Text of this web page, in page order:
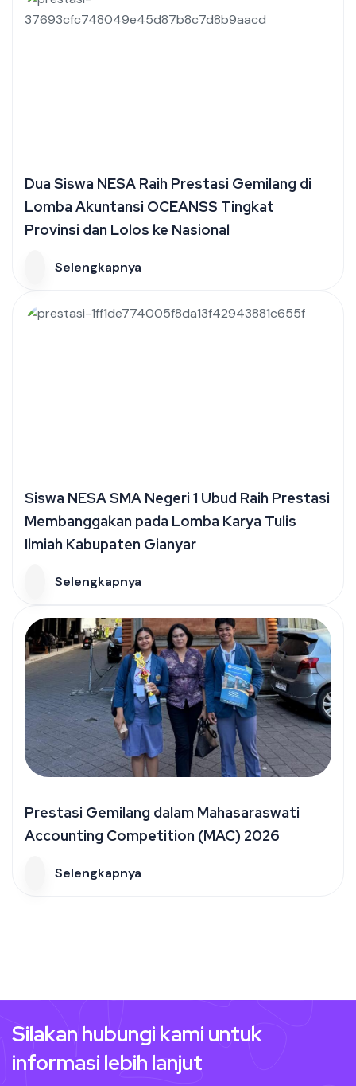
Dua Siswa NESA Raih Prestasi Gemilang di
Lomba Akuntansi OCEANSS Tingkat
Provinsi dan Lolos ke Nasional
Selengkapnya
Siswa NESA SMA Negeri 1 Ubud Raih Prestasi
Membanggakan pada Lomba Karya Tulis
Ilmiah Kabupaten Gianyar
Selengkapnya
Prestasi Gemilang dalam Mahasaraswati
Accounting Competition (MAC) 2026
Selengkapnya
Silakan hubungi kami untuk
informasi lebih lanjut